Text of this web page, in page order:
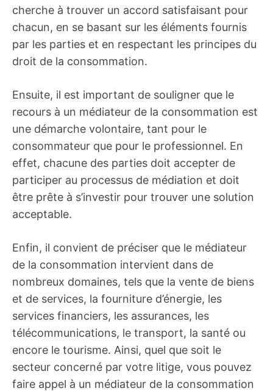
cherche à trouver un accord satisfaisant pour
chacun, en se basant sur les éléments fournis
par les parties et en respectant les principes du
droit de la consommation.
Ensuite, il est important de souligner que le
recours à un médiateur de la consommation est
une démarche volontaire, tant pour le
consommateur que pour le professionnel. En
effet, chacune des parties doit accepter de
participer au processus de médiation et doit
être prête à s’investir pour trouver une solution
acceptable.
Enfin, il convient de préciser que le médiateur
de la consommation intervient dans de
nombreux domaines, tels que la vente de biens
et de services, la fourniture d’énergie, les
services financiers, les assurances, les
télécommunications, le transport, la santé ou
encore le tourisme. Ainsi, quel que soit le
secteur concerné par votre litige, vous pouvez
faire appel à un médiateur de la consommation